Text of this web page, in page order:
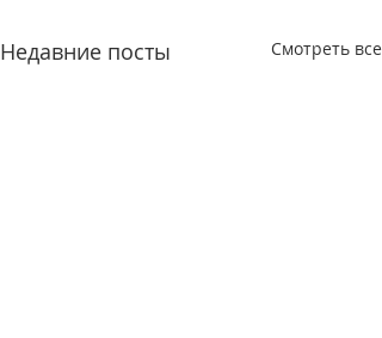
Недавние посты Смотреть все